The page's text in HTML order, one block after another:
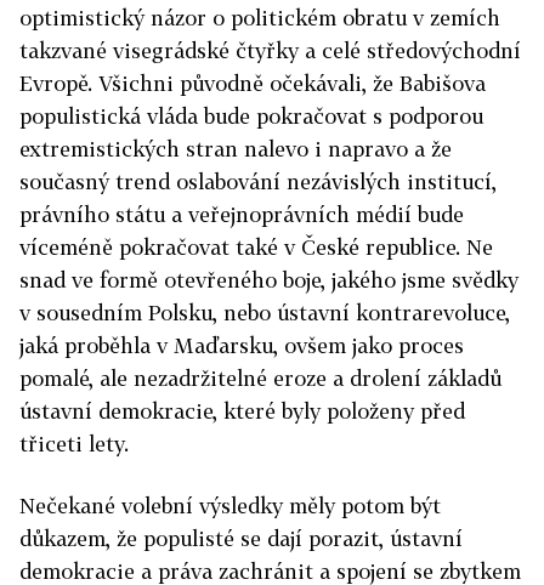
optimistický názor o politickém obratu v zemích
takzvané visegrádské čtyřky a celé středovýchodní
Evropě. Všichni původně očekávali, že Babišova
populistická vláda bude pokračovat s podporou
extremistických stran nalevo i napravo a že
současný trend oslabování nezávislých institucí,
právního státu a veřejnoprávních médií bude
víceméně pokračovat také v České republice. Ne
snad ve formě otevřeného boje, jakého jsme svědky
v sousedním Polsku, nebo ústavní kontrarevoluce,
jaká proběhla v Maďarsku, ovšem jako proces
pomalé, ale nezadržitelné eroze a drolení základů
ústavní demokracie, které byly položeny před
třiceti lety.
Nečekané volební výsledky měly potom být
důkazem, že populisté se dají porazit, ústavní
demokracie a práva zachránit a spojení se zbytkem